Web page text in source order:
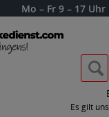
Mo – Fr 9 – 17 Uhr
Es gilt